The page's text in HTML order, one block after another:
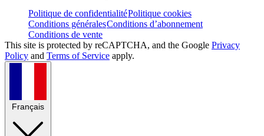
Politique de confidentialitéPolitique cookies
Conditions généralesConditions d’abonnement
Conditions de vente
This site is protected by reCAPTCHA, and the Google Privacy
Policy and Terms of Service apply.
Français